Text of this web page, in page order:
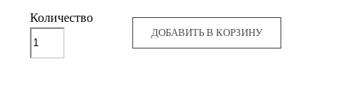
Количество
ДОБАВИТЬ В КОРЗИНУ